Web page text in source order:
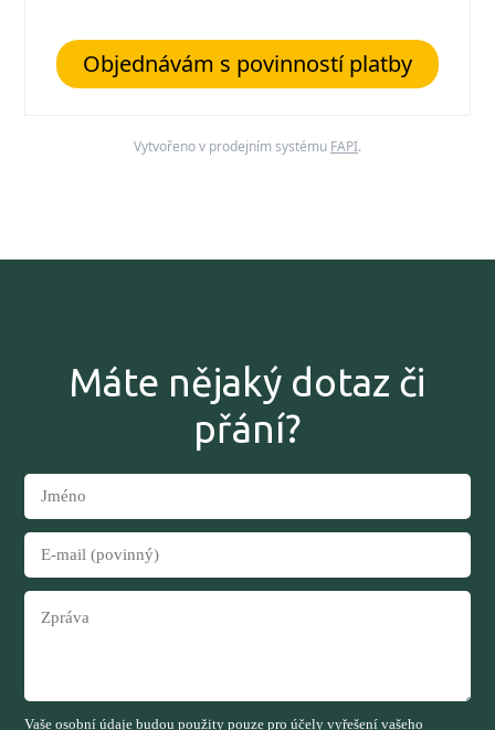
Objednávám s povinností platby
Vytvořeno v prodejním systému FAPI.
Máte nějaký dotaz či
přání?
Vaše osobní údaje budou použity pouze pro účely vyřešení vašeho